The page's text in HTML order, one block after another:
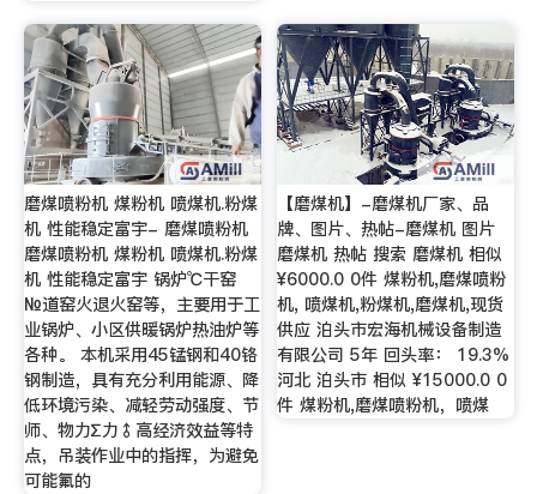
磨煤喷粉机 煤粉机 喷煤机.粉煤
机 性能稳定富宇- 磨煤喷粉机
磨煤喷粉机 煤粉机 喷煤机.粉煤
机 性能稳定富宇 锅炉℃干窑
№道窑火退火窑等，主要用于工
业锅炉、小区供暖锅炉热油炉等
各种。 本机采用45锰钢和40铬
钢制造，具有充分利用能源、降
低环境污染、减轻劳动强度、节
师、物力∑力♂高经济效益等特
点，吊装作业中的指挥，为避免
可能氟的
【磨煤机】-磨煤机厂家、品
牌、图片、热帖-磨煤机 图片
磨煤机 热帖 搜索 磨煤机 相似
¥6000.0 0件 煤粉机,磨煤喷粉
机, 喷煤机,粉煤机,磨煤机,现货
供应 泊头市宏海机械设备制造
有限公司 5年 回头率： 19.3%
河北 泊头市 相似 ¥15000.0 0
件 煤粉机,磨煤喷粉机，喷煤